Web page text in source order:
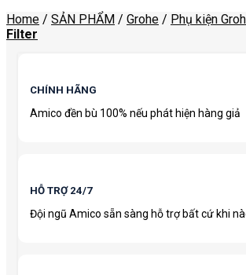
Home / SẢN PHẨM / Grohe / Phụ kiện
Filter
CHÍNH HÃNG
Amico đền bù 100% nếu phát hiện hàng giả
HỖ TRỢ 24/7
Đội ngũ Amico sẵn sàng hỗ trợ bất cứ khi